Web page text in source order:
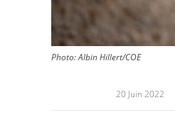
Photo:Albin Hillert/COE
20 Juin 2022